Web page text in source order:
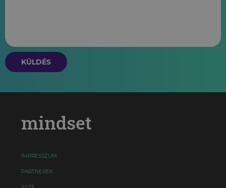
KÜLDÉS
mindset
IMPRESSZUM
PARTNEREK